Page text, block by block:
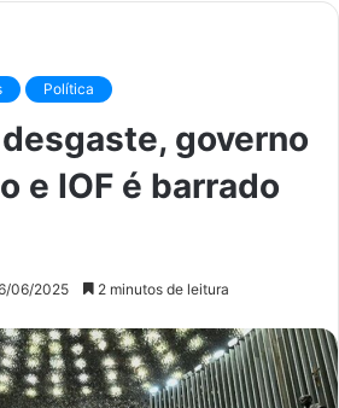
Política
governo
e IOF é barrado
06/2025 2 minutos de leitura